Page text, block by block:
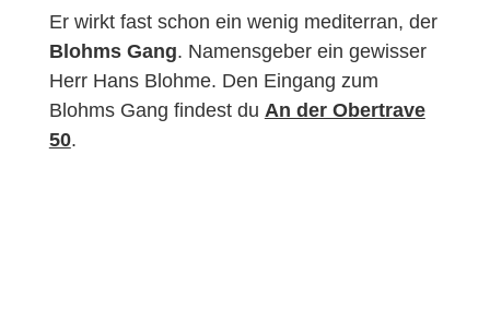
Er wirkt fast schon ein wenig mediterran, der
Blohms Gang. Namensgeber ein gewisser
Herr Hans Blohme. Den Eingang zum
Blohms Gang findest du An der Obertrave
50.